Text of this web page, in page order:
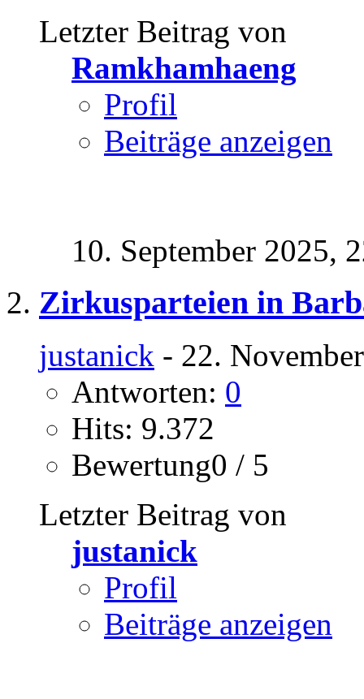
Letzter Beitrag von
Ramkhamhaeng
Profil
Beiträge anzeigen
10. September 2025,
Zirkusparteien in
justanick - 22.
Antworten: 0
Hits: 9.372
Bewertung0 / 5
Letzter Beitrag von
justanick
Profil
Beiträge anzeigen